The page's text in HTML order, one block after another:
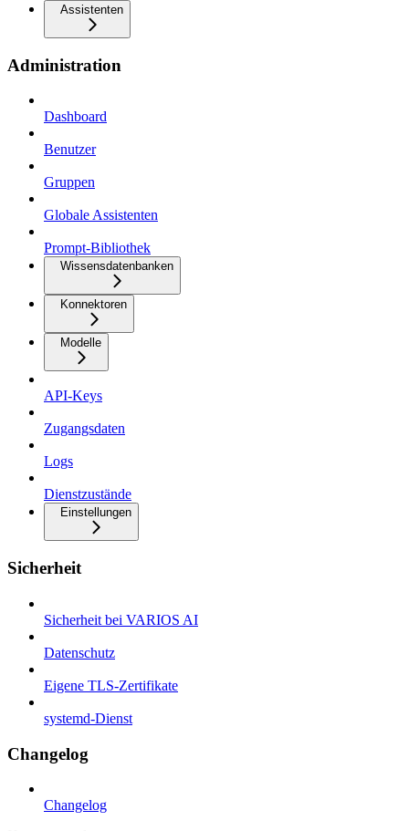
Assistenten
Administration
Dashboard
Benutzer
Gruppen
Globale Assistenten
Prompt-Bibliothek
Wissensdatenbanken
Konnektoren
Modelle
API-Keys
Zugangsdaten
Logs
Dienstzustände
Einstellungen
Sicherheit
Sicherheit bei VARIOS AI
Datenschutz
Eigene TLS-Zertifikate
systemd-Dienst
Changelog
Changelog